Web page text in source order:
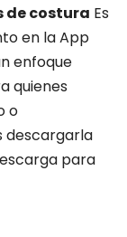
de costura Es
en la App
enfoque
quienes
o
descargarla
para